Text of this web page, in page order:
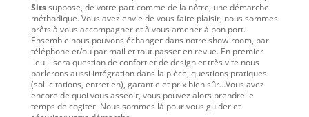
Sitssuppose, de votre part comme de la nôtre, une démarche
méthodique. Vous avez envie de vous faire plaisir, nous sommes
prêts à vous accompagner et à vous amener à bon port.
Ensemble nous pouvons échanger dans notre show-room, par
téléphone et/ou par mail et tout passer en revue. En premier
lieu il sera question de confort et de design et très vite nous
parlerons aussi intégration dans la pièce, questions pratiques
(sollicitations, entretien), garantie et prix bien sûr…Vous avez
encore de quoi vous asseoir, vous pouvez alors prendre le
temps de cogiter. Nous sommes là pour vous guider et